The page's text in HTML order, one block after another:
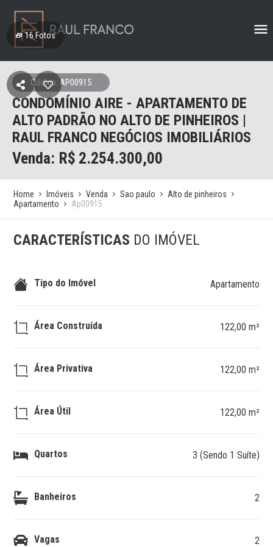
16 Fotos
Código: AP00915
CONDOMÍNIO AIRE - APARTAMENTO DE
ALTO PADRÃO NO ALTO DE PINHEIROS |
RAUL FRANCO NEGÓCIOS IMOBILIÁRIOS
Venda: R$ 2.254.300,00
Home Imóveis Venda Sao paulo
Alto de pinheiros
Apartamento
Ap00915
CARACTERÍSTICAS DO IMÓVEL
Tipo do Imóvel Apartamento
Área Construída 122,00 m²
Área Privativa 122,00 m²
Área Útil 122,00 m²
Quartos 3 (Sendo 1 Suíte)
Banheiros 2
Vagas 2